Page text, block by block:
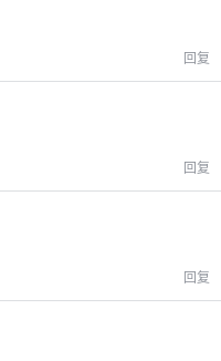
回复
回复
回复